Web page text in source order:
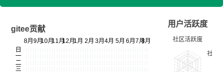
gitee贡献
用户活跃度